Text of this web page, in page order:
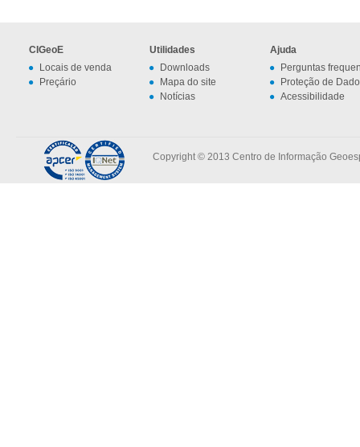
CIGeoE
Locais de venda
Preçário
Utilidades
Downloads
Mapa do site
Notícias
Ajuda
Perguntas
Proteção de
Acessibilidade
Copyright © 2013 Centro de Informação